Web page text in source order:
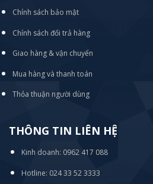
Chính sách bảo mật
Chính sách đổi trả hàng
Giao hàng & vận chuyển
Mua hàng và thanh toán
Thỏa thuận người dùng
THÔNG TIN LIÊN HỆ
Kinh doanh: 0962 417 088
Hotline: 024 33 52 3333